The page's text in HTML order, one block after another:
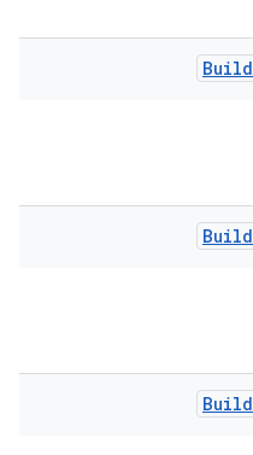
Build
Build
Build